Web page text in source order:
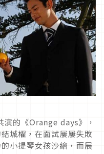
的《Orange days》，
城櫂，在面試屢屢失敗
小提琴女孩沙繪，而展